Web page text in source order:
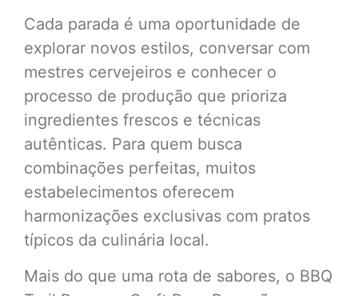
Cada parada é uma oportunidade de
explorar novos estilos, conversar com
mestres cervejeiros e conhecer o
processo de produção que prioriza
ingredientes frescos e técnicas
autênticas. Para quem busca
combinações perfeitas, muitos
estabelecimentos oferecem
harmonizações exclusivas com pratos
típicos da culinária local.
Mais do que uma rota de sabores, o BBQ